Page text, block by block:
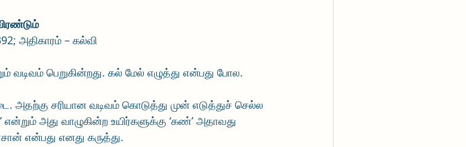
அதிகாரம் – கல்வி
பெறுகின்றது. கல் மேல் எழுத்து என்பது போல.
சரியான வடிவம் கொடுத்து முன் எடுத்துச் செல்ல
அது வாழுகின்ற உயிர்களுக்கு ‘கண்’ அதாவது
என்பது எனது கருத்து.